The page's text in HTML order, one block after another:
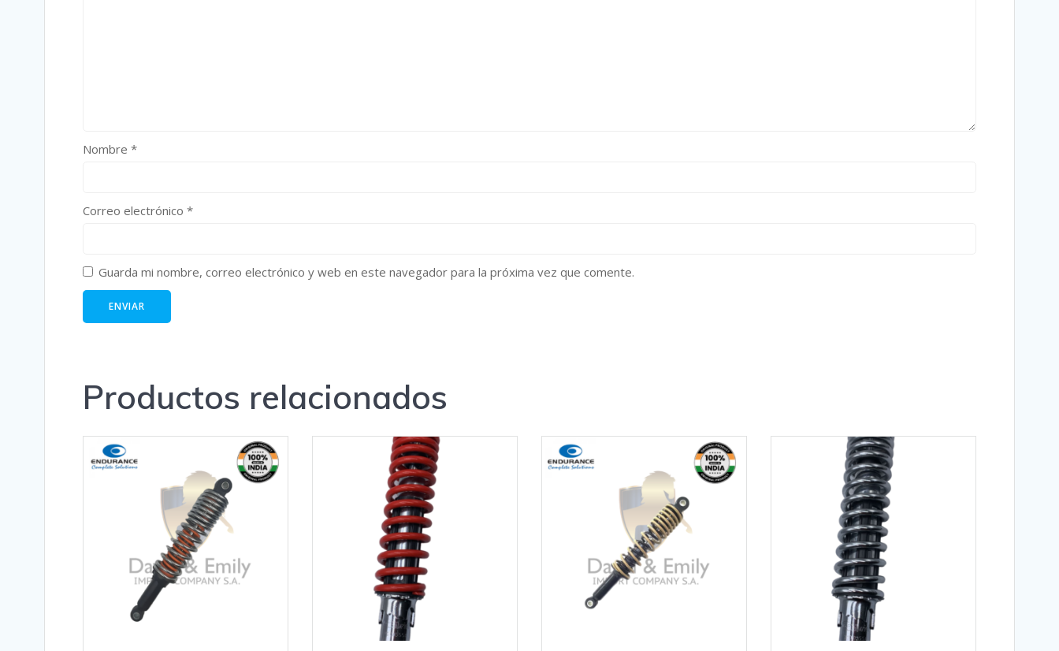
Nombre *
Correo electrónico *
Guarda mi nombre, correo electrónico y web en este navegador para la próxima vez que comente.
Productos relacionados